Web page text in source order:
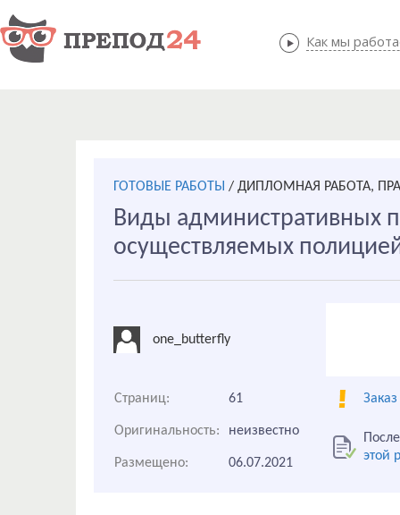
Как мы
Как мы
ГОТОВЫЕ РАБОТЫ / ДИПЛОМНАЯ РАБОТА,
Виды административных
осуществляемых
one_butterfly
Страниц: 61
Оригинальность: неизвестно
этой
Размещено: 06.07.2021